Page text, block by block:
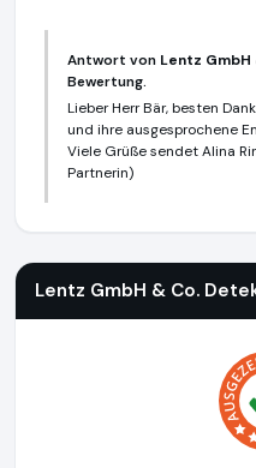
Antwort von Lentz
Bewertung.
Lieber Herr Bär, besten
und ihre ausgesprochene
Viele Grüße sendet Alina
Partnerin)
Lentz GmbH & Co.